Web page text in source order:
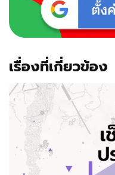
เรื่องที่เกี่ยวข้อง